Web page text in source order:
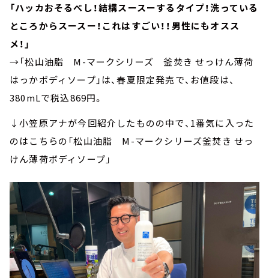
「ハッカおそるべし！結構スースーするタイプ！洗っている
ところからスースー！これはすごい！！男性にもオスス
メ！」
→「松山油脂 M-マークシリーズ 釜焚き せっけん薄荷
はっかボディソープ」は、春夏限定発売で、お値段は、
380mLで税込869円。
↓小笠原アナが今回紹介したものの中で、1番気に入った
のはこちらの「松山油脂 M-マークシリーズ釜焚き せっ
けん薄荷ボディソープ」